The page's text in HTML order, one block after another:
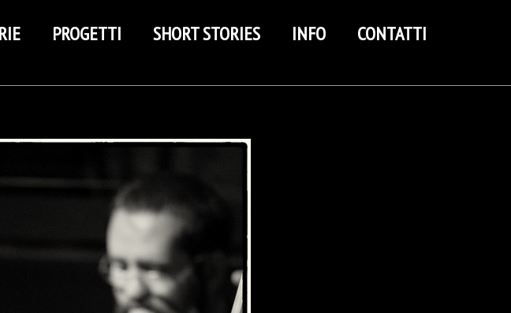
PROGETTI SHORT STORIES INFO CONTATTI